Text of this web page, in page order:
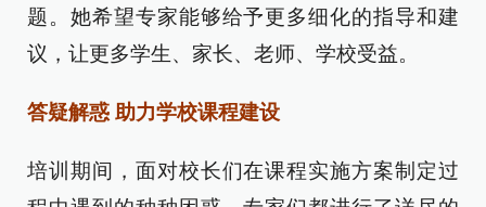
题。她希望专家能够给予更多细化的指导和建
议，让更多学生、家长、老师、学校受益。
答疑解惑 助力学校课程建设
培训期间，面对校长们在课程实施方案制定过